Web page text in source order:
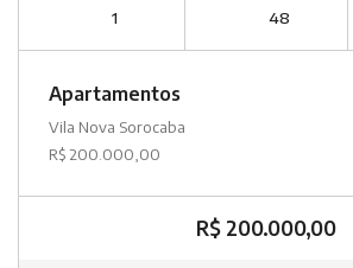
1 48
Apartamentos
Vila Nova Sorocaba
R$ 200.000,00
R$ 200.000,00